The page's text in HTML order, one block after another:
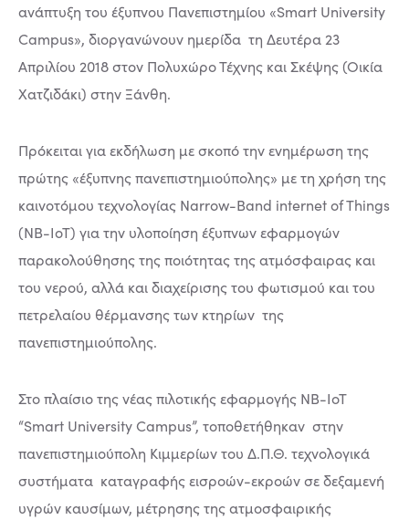
ανάπτυξη του έξυπνου Πανεπιστημίου «Smart University
Campus», διοργανώνουν ημερίδα τη Δευτέρα 23
Απριλίου 2018 στον Πολυxώρο Τέχνης και Σκέψης (Οικία
Χατζιδάκι) στην Ξάνθη.
Πρόκειται για εκδήλωση με σκοπό την ενημέρωση της
πρώτης «έξυπνης πανεπιστημιούπολης» με τη χρήση της
καινοτόμου τεχνολογίας Narrow-Band internet of Things
(NB-IoT) για την υλοποίηση έξυπνων εφαρμογών
παρακολούθησης της ποιότητας της ατμόσφαιρας και
του νερού, αλλά και διαχείρισης του φωτισμού και του
πετρελαίου θέρμανσης των κτηρίων της
πανεπιστημιούπολης.
Στο πλαίσιο της νέας πιλοτικής εφαρμογής ΝΒ-ΙοΤ
“Smart University Campus”, τοποθετήθηκαν στην
πανεπιστημιούπολη Κιμμερίων του Δ.Π.Θ. τεχνολογικά
συστήματα καταγραφής εισροών-εκροών σε δεξαμενή
υγρών καυσίμων, μέτρησης της ατμοσφαιρικής